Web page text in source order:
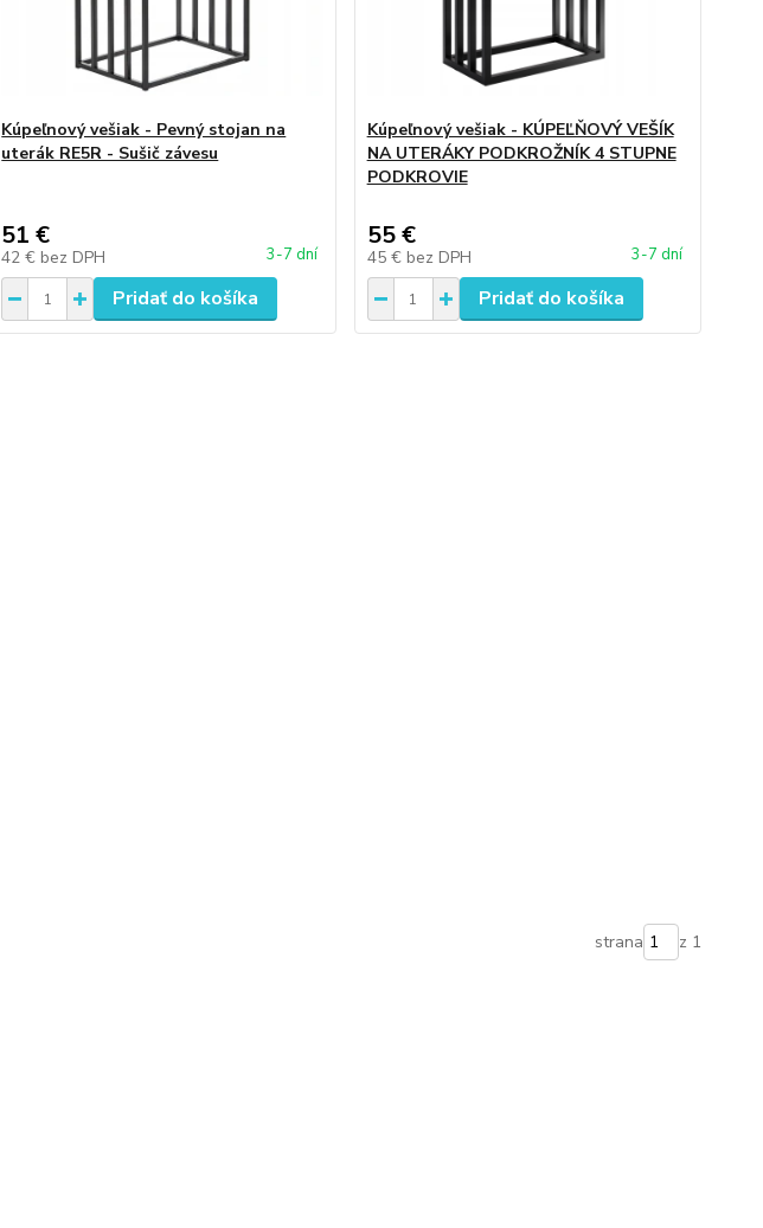
Kúpeľnový vešiak - Pevný stojan na
uterák RE5R - Sušič závesu
51 €
42 € bez DPH 3-7 dní
Pridať do košíka
Kúpeľnový vešiak - KÚPEĽŇOVÝ VEŠÍK
NA UTERÁKY PODKROŽNÍK 4 STUPNE
PODKROVIE
55 €
45 € bez DPH 3-7 dní
Pridať do košíka
strana z 1